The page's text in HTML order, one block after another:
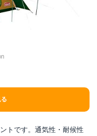
トです。通気性・耐候性